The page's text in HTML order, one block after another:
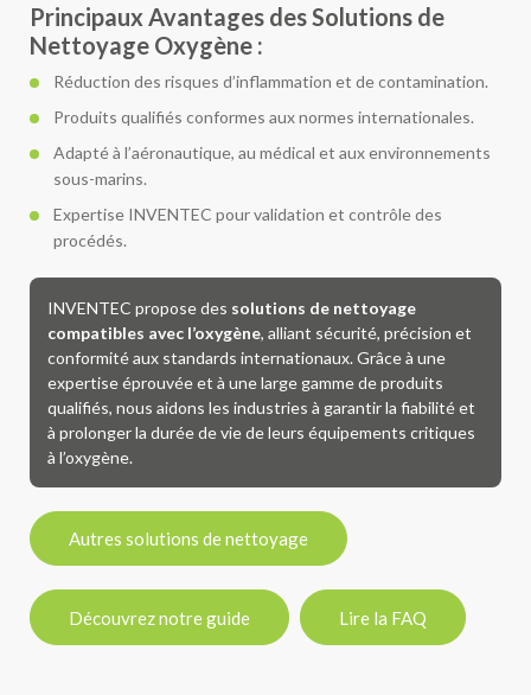
Principaux Avantages des Solutions de
Nettoyage Oxygène :
Réduction des risques d’inflammation et de contamination.
Produits qualifiés conformes aux normes internationales.
Adapté à l’aéronautique, au médical et aux environnements
sous-marins.
Expertise INVENTEC pour validation et contrôle des
procédés.
INVENTEC propose des solutions de nettoyage
compatibles avec l’oxygène, alliant sécurité, précision et
conformité aux standards internationaux. Grâce à une
expertise éprouvée et à une large gamme de produits
qualifiés, nous aidons les industries à garantir la fiabilité et
à prolonger la durée de vie de leurs équipements critiques
à l’oxygène.
Autres solutions de nettoyage
Découvrez notre guide Lire la FAQ